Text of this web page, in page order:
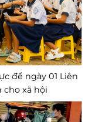
để ngày 01 Liên
xã hội